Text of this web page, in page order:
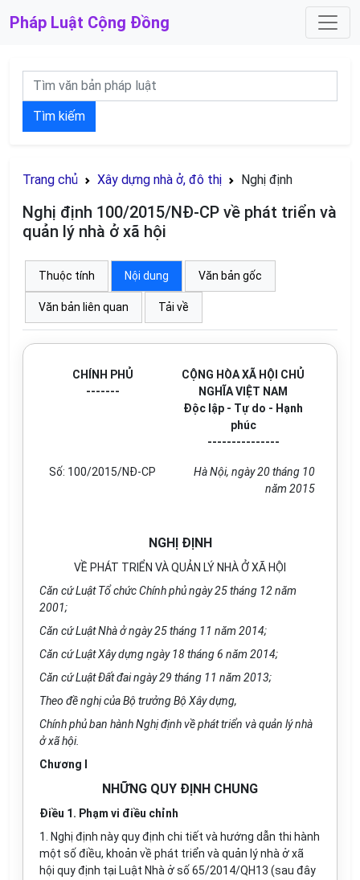
Pháp Luật Cộng Đồng
Tìm kiếm
Trang chủ Xây dựng nhà ở, đô thị Nghị định
Nghị định 100/2015/NĐ-CP về phát triển và
quản lý nhà ở xã hội
Thuộc tính Nội dung Văn bản gốc
Văn bản liên quan Tải về
CHÍNH PHỦ
-------
CỘNG HÒA XÃ HỘI CHỦ
NGHĨA VIỆT NAM
Độc lập - Tự do - Hạnh
phúc
---------------
Số: 100/2015/NĐ-CP Hà Nội, ngày20tháng 10
năm 2015
NGHỊ ĐỊNH
VỀ PHÁT TRIỂN VÀ QUẢN LÝ NHÀ Ở XÃ HỘI
Căn cứ Luật Tổchức Chính phủ ngày 25 tháng 12 năm
2001;
Căn cứ Luật Nhà ở ngày 25 tháng 11 năm 2014;
Căn cứ Luật Xây dựng ngày 18 tháng 6 năm 2014;
Căn cứ Luật Đất đai ngày 29 tháng 11 năm 2013;
Theo đề nghị của Bộ trưởng Bộ Xây dựng,
Chính phủ ban hành Nghị định về pháttriển và quản lýnhà
ở xã hội.
Chương I
NHỮNG QUY ĐỊNH CHUNG
Điều 1. Phạm vi điều chỉnh
1.
Nghị định này quy định chi tiết và hướng dẫn thi hành
một số điều, khoản về phát triển và quản lý nhà ở xã
hội quy định tại Luật Nhà ởsố 65/2014/QH13 (sau đây